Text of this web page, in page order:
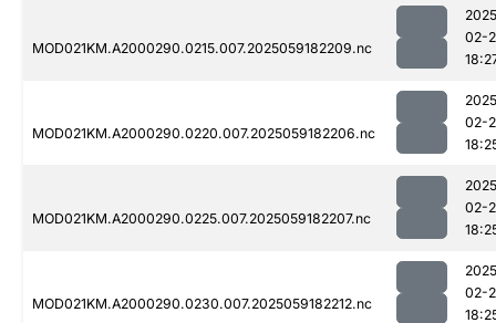
MOD021KM.A2000290.0215.007.2025059182209.nc
02-
MOD021KM.A2000290.0220.007.2025059182206.nc
02-
MOD021KM.A2000290.0225.007.2025059182207.nc
02-
MOD021KM.A2000290.0230.007.2025059182212.nc
02-